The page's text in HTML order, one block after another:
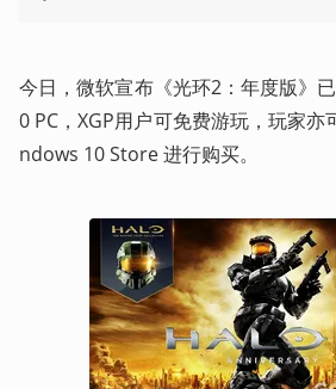
今日，微软宣布《光环2：年度版》
0 PC，XGP用户可免费游玩，玩家
ndows 10 Store 进行购买。